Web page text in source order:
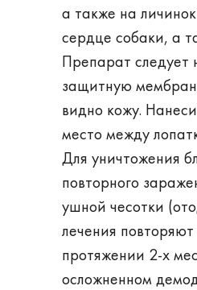
а также на
сердце собаки, а
Препарат следует
защитную
видно кожу.
место между
Для уничтожения
повторного
ушной чесотки
лечения
протяжении 2-х
осложненном